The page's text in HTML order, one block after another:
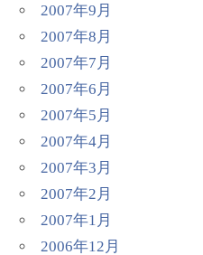
2007年9月
2007年8月
2007年7月
2007年6月
2007年5月
2007年4月
2007年3月
2007年2月
2007年1月
2006年12月